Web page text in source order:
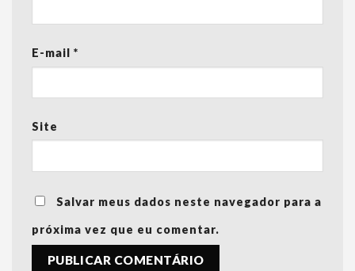
E-mail *
Site
Salvar meus dados neste navegador para a
próxima vez que eu comentar.